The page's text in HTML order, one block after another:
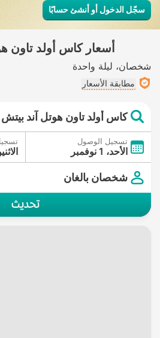
سجّل الدخول أو أنشئ حسابًا
أسعار كاس أولد تاون
شخصان ليلة واحدة
مطابقة الأسعار
كاس أولد تاون هوتل آند بيتش
تسجيل الوصول
الأحد، 1 نوفمبر الاثنين، 2
شخصان بالغان
تحديث